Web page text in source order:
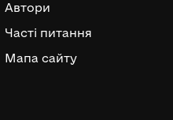
Автори
Часті питання
Мапа сайту